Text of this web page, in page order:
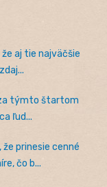
aj tie najväčšie
za týmto štartom
ľud...
prinesie cenné
čo b...